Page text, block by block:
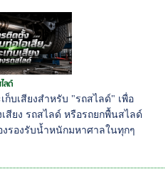
ลด์
ก็บเสียงสำหรับ "รถสไลด์" เพื่อ
ยง รถสไลด์ หรือรถยกพื้นสไลด์
รองรับน้ำหนักมหาศาลในทุกๆ